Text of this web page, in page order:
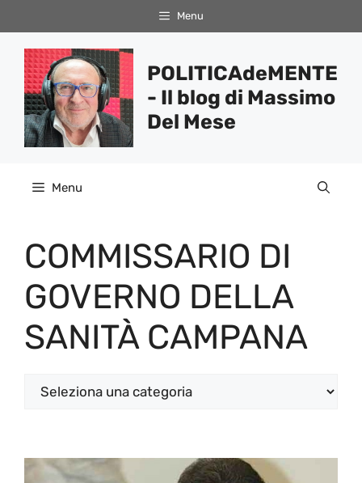
al
contenuto
Menu
POLITICAdeMENTE
- Il blog di Massimo
Del Mese
Menu
COMMISSARIO DI
GOVERNO DELLA
SANITÀ CAMPANA
Categorie